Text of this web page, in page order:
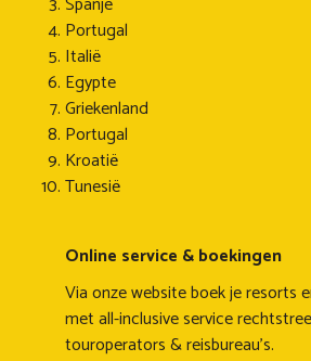
Portugal
Italië
Egypte
Griekenland
Portugal
Kroatië
Tunesië
Online service & boekingen
Via onze website boek je resorts
met all-inclusive service
touroperators & reisbureau's.